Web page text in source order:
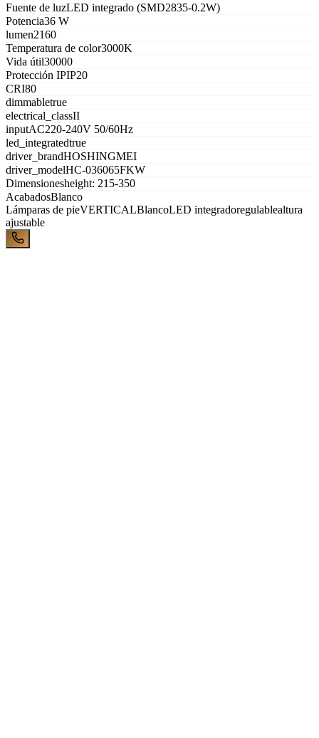
Fuente de luzLED integrado (SMD2835-0.2W)
Potencia36 W
lumen2160
Temperatura de color3000K
Vida útil30000
Protección IPIP20
CRI80
dimmabletrue
electrical_classII
inputAC220-240V 50/60Hz
led_integratedtrue
driver_brandHOSHINGMEI
driver_modelHC-036065FKW
Dimensionesheight: 215-350
AcabadosBlanco
Lámparas de pieVERTICALBlancoLED integradoregulablealtura
ajustable